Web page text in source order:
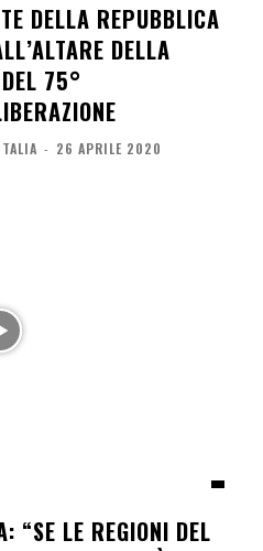
DELLA REPUBBLICA
DELLA
75°
- 26 APRILE 2020
“SE LE REGIONI DEL